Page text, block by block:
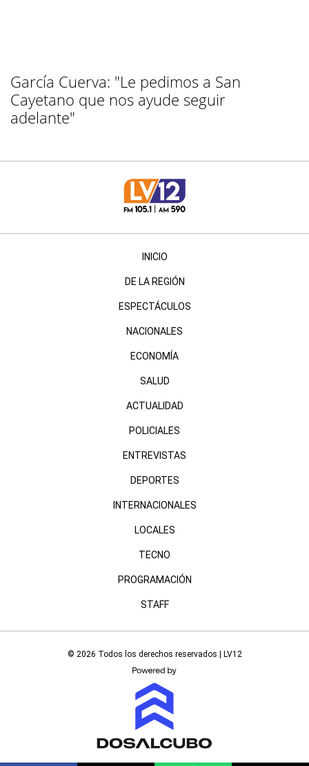
García Cuerva: "Le pedimos a San
Cayetano que nos ayude seguir
adelante"
INICIO
DE LA REGIÓN
ESPECTÁCULOS
NACIONALES
ECONOMÍA
SALUD
ACTUALIDAD
POLICIALES
ENTREVISTAS
DEPORTES
INTERNACIONALES
LOCALES
TECNO
PROGRAMACIÓN
STAFF
© 2026 Todos los derechos reservados | LV12